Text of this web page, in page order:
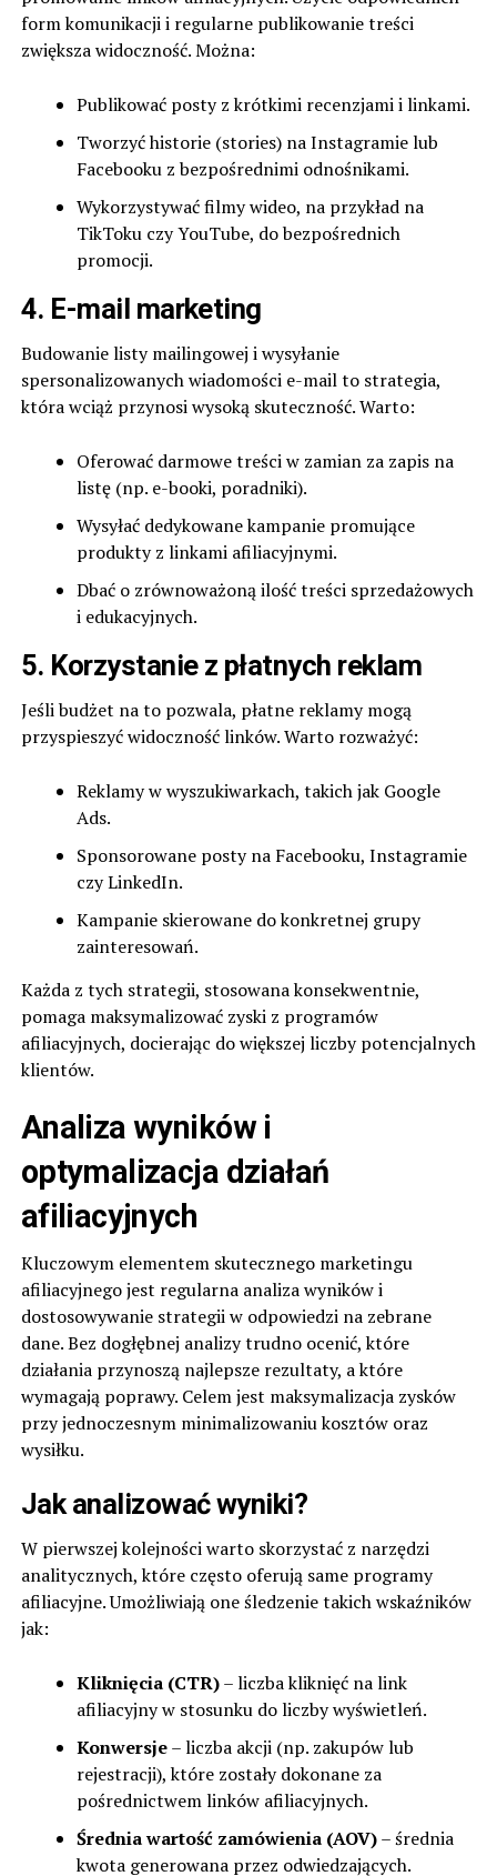
form komunikacji i regularne publikowanie treści
zwiększa widoczność. Można:
Publikować posty z krótkimi recenzjami i linkami.
Tworzyć historie (stories) na Instagramie lub
Facebooku z bezpośrednimi odnośnikami.
Wykorzystywać filmy wideo, na przykład na
TikToku czy YouTube, do bezpośrednich
promocji.
4. E-mail marketing
Budowanie listy mailingowej i wysyłanie
spersonalizowanych wiadomości e-mail to strategia,
która wciąż przynosi wysoką skuteczność. Warto:
Oferować darmowe treści w zamian za zapis na
listę (np. e-booki, poradniki).
Wysyłać dedykowane kampanie promujące
produkty z linkami afiliacyjnymi.
Dbać o zrównoważoną ilość treści sprzedażowych
i edukacyjnych.
5. Korzystanie z płatnych reklam
Jeśli budżet na to pozwala, płatne reklamy mogą
przyspieszyć widoczność linków. Warto rozważyć:
Reklamy w wyszukiwarkach, takich jak Google
Ads.
Sponsorowane posty na Facebooku, Instagramie
czy LinkedIn.
Kampanie skierowane do konkretnej grupy
zainteresowań.
Każda z tych strategii, stosowana konsekwentnie,
pomaga maksymalizować zyski z programów
afiliacyjnych, docierając do większej liczby potencjalnych
klientów.
Analiza wyników i
optymalizacja działań
afiliacyjnych
Kluczowym elementem skutecznego marketingu
afiliacyjnego jest regularna analiza wyników i
dostosowywanie strategii w odpowiedzi na zebrane
dane. Bez dogłębnej analizy trudno ocenić, które
działania przynoszą najlepsze rezultaty, a które
wymagają poprawy. Celem jest maksymalizacja zysków
przy jednoczesnym minimalizowaniu kosztów oraz
wysiłku.
Jak analizować wyniki?
W pierwszej kolejności warto skorzystać z narzędzi
analitycznych, które często oferują same programy
afiliacyjne. Umożliwiają one śledzenie takich wskaźników
jak:
Kliknięcia (CTR)– liczba kliknięć na link
afiliacyjny w stosunku do liczby wyświetleń.
Konwersje– liczba akcji (np. zakupów lub
rejestracji), które zostały dokonane za
pośrednictwem linków afiliacyjnych.
Średnia wartość zamówienia (AOV)– średnia
kwota generowana przez odwiedzających.